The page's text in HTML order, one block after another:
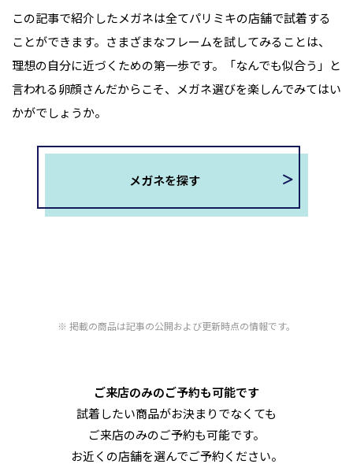
この記事で紹介したメガネは全てパリミキの店舗で試着する
ことができます。さまざまなフレームを試してみることは、
理想の自分に近づくための第一歩です。「なんでも似合う」と
言われる卵顔さんだからこそ、メガネ選びを楽しんでみてはい
かがでしょうか。
メガネを探す
掲載の商品は記事の公開および更新時点の情報です。
ご来店のみのご予約も可能です
試着したい商品がお決まりでなくても
ご来店のみのご予約も可能です。
お近くの店舗を選んでご予約ください。